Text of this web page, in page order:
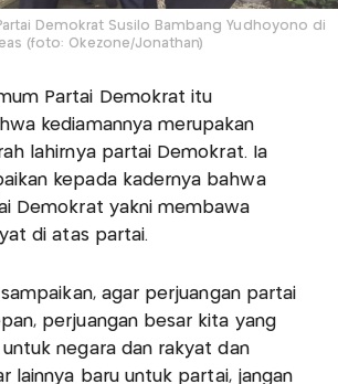
Demokrat Susilo Bambang Yudhoyono di
(foto: Okezone/Jonathan)
Partai Demokrat itu
kediamannya merupakan
lahirnya partai Demokrat. Ia
kepada kadernya bahwa
Demokrat yakni membawa
di atas partai.
sampaikan, agar perjuangan partai
perjuangan besar kita yang
negara dan rakyat dan
lainnya baru untuk partai, jangan